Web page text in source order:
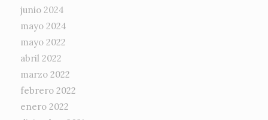
junio 2024
mayo 2024
mayo 2022
abril 2022
marzo 2022
febrero 2022
enero 2022